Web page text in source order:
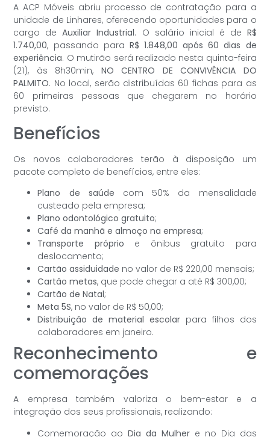
A ACP Móveis abriu processo de contratação para a
unidade de Linhares, oferecendo oportunidades para o
cargo deAuxiliar Industrial. O salário inicial é de R$
1.740,00, passando para R$ 1.848,00 após 60 dias de
experiência. O mutirão será realizado nesta quinta-feira
(21), às 8h30min, NO CENTRO DE CONVIVÊNCIA DO
PALMITO. No local, serão distribuídas 60 fichas para as
60 primeiras pessoas que chegarem no horário
previsto.
Benefícios
Os novos colaboradores terão à disposição um
pacote completo de benefícios, entre eles:
Plano de saúde com 50% da mensalidade
custeado pela empresa;
Plano odontológico gratuito;
Café da manhã e almoço na empresa;
Transporte próprio e ônibus gratuito para
deslocamento;
Cartão assiduidade no valor de R$ 220,00 mensais;
Cartão metas, que pode chegar a até R$ 300,00;
Cartão de Natal;
Meta 5S, no valor de R$ 50,00;
Distribuição de material escolar para filhos dos
colaboradores em janeiro.
Reconhecimento e
comemorações
A empresa também valoriza o bem-estar e a
integração dos seus profissionais, realizando:
Comemoração aoDia da Mulher e no Dia das